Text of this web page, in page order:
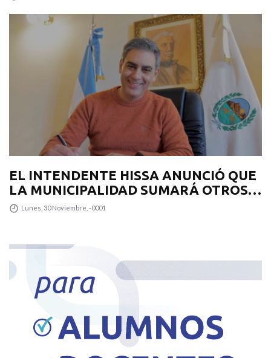
EL INTENDENTE HISSA ANUNCIÓ QUE
LA MUNICIPALIDAD SUMARÁ OTROS
12 COLECTIVOS 0KM PARA
Lunes, 30 Noviembre, -0001